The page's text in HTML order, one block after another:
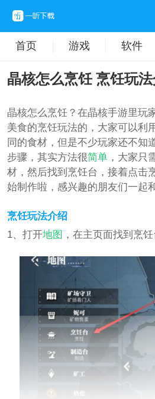
首页 游戏 软件
晶核怎么烹饪 烹饪玩
晶核怎么烹饪？在晶核手游里玩
美食的烹饪玩法的，大家可以利
同的食材，但是不少玩家还不知
步骤，其实方法很简单，大家只
材，然后找到烹饪台，接着点击
始制作啦，感兴趣的朋友们一起
烹饪玩法介绍
1、打开地图 ，在主页面找到烹饪